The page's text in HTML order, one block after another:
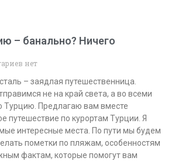
– банально? Ничего
нет
– заядлая путешественница.
не на край света, а во всеми
Предлагаю вам вместе
путешествие по курортам Турции. Я
интересные места. По пути мы будем
пометки по пляжам, особенностям
фактам, которые помогут вам